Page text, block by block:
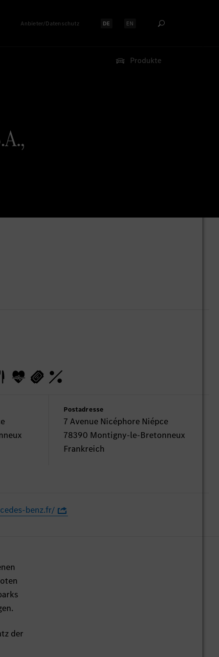
Anbieter/Datenschutz Sprache auswählen:
DE Sprache auswählen:
EN
Produkte
Postadresse
7 Avenue Nicéphore Niépce
78390 Montigny-le-Bretonneux
Frankreich
benz.fr/
der